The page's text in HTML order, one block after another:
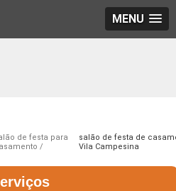
MENU
de festa para
salão de festa de
Vila Campesina